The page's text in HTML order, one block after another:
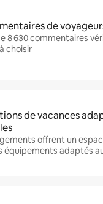
de
8 630 commentaires
choisir
de vacances
offrent un
équipements adaptés